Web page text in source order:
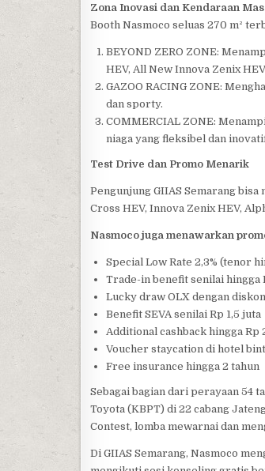
Zona Inovasi dan Kendaraan
Booth Nasmoco seluas 270 m²
BEYOND ZERO ZONE:
HEV, All New Innova Zenix
GAZOO RACING ZONE:
dan sporty.
COMMERCIAL ZONE:
niaga yang fleksibel dan
Test Drive dan Promo Menarik
Pengunjung GIIAS Semarang
Cross HEV, Innova Zenix HEV,
Nasmoco juga menawarkan
Special Low Rate 2,3% (tenor
Trade-in benefit senilai hingga
Lucky draw OLX dengan
Benefit SEVA senilai Rp 1,5 juta
Additional cashback hingga Rp
Voucher staycation di hotel
Free insurance hingga 2 tahun
Sebagai bagian dari perayaan 54
Toyota (KBPT) di 22 cabang
Contest, lomba mewarnai dan
Di GIIAS Semarang, Nasmoco